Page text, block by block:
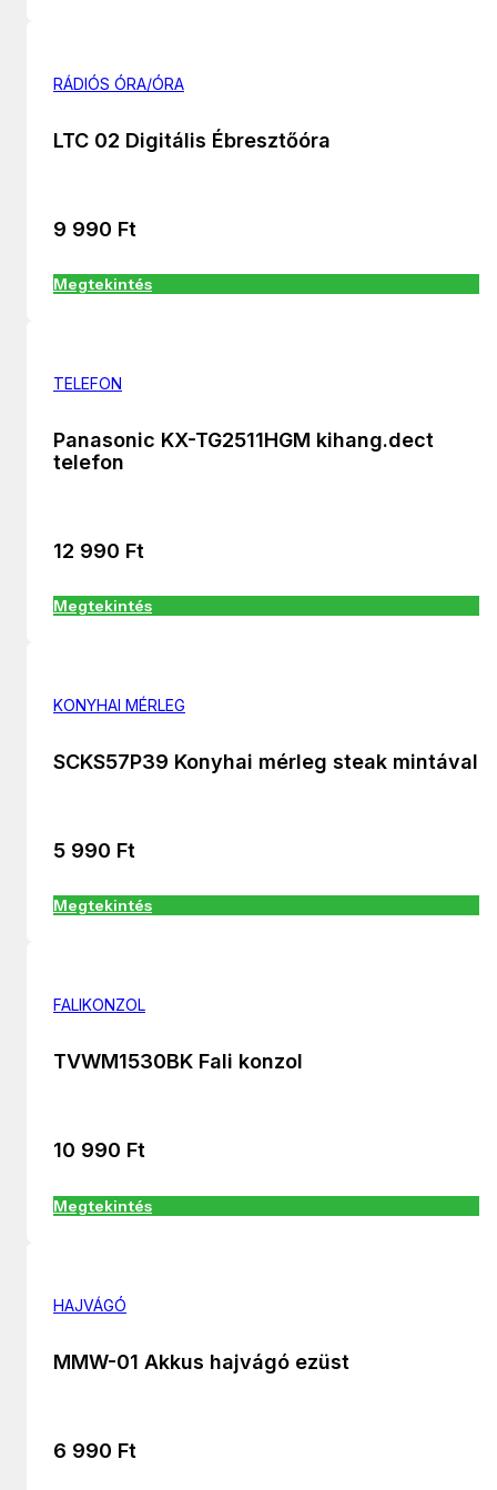
RÁDIÓS ÓRA/ÓRA
LTC 02 Digitális Ébresztőóra
9 990 Ft
Megtekintés
TELEFON
Panasonic KX-TG2511HGM kihang.dect
telefon
12 990 Ft
Megtekintés
KONYHAI MÉRLEG
SCKS57P39 Konyhai mérleg steak mintával
5 990 Ft
Megtekintés
FALIKONZOL
TVWM1530BK Fali konzol
10 990 Ft
Megtekintés
HAJVÁGÓ
MMW-01 Akkus hajvágó ezüst
6 990 Ft